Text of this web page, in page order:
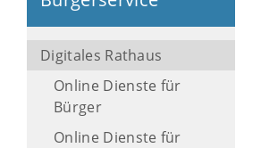
Digitales Rathaus
Online Dienste für
Bürger
Online Dienste für